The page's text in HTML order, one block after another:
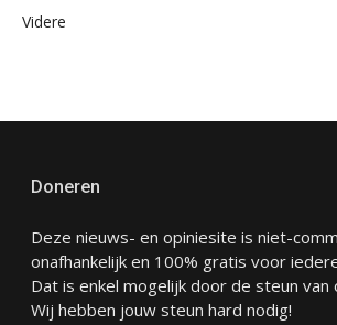
Videre
Doneren
Deze nieuws- en opiniesite is niet-
onafhankelijk en 100% gratis voor
Dat is enkel mogelijk door de steun van
Wij hebben jouw steun hard nodig!